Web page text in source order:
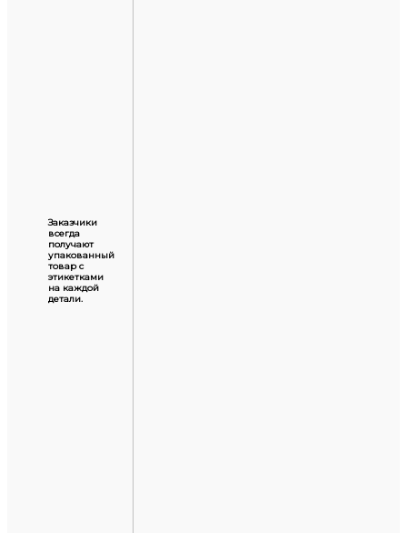
Заказчики
всегда
получают
упакованный
товар с
этикетками
на каждой
детали.